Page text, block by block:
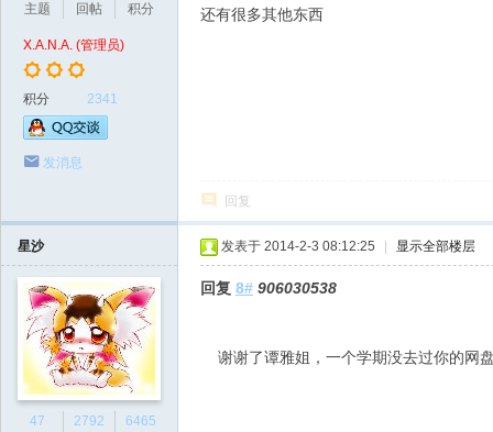
主题
回帖
积分
X.A.N.A. (管理员)
积分 2341
发消息
还有很多其他东西
回复
星沙
47
2792
6465
发表于 2014-2-3 08:12:25 显示全部楼层
回复 8# 906030538
谢谢了谭雅姐，一个学期没去过你的网